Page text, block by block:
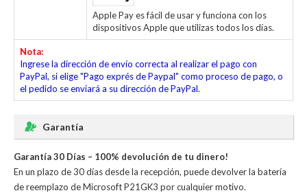
Apple Pay es fácil de usar y funciona con los
dispositivos Apple que utilizas todos los días.
Nota:
Ingrese la dirección de envío correcta al realizar el pago con
PayPal, si elige "Pago exprés de Paypal" como proceso de pago, o
el pedido se enviará a su dirección de PayPal.
Garantía
Garantía 30 Días – 100% devolución de tu dinero!
En un plazo de 30 días desde la recepción, puede devolver la batería
de reemplazo de Microsoft P21GK3 por cualquier motivo.